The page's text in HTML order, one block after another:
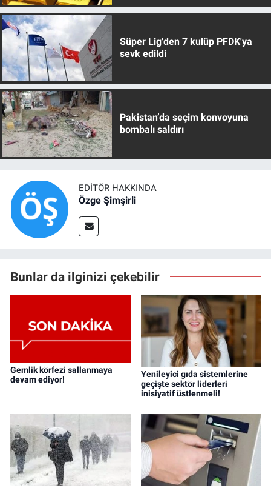
Süper Lig'den 7 kulüp PFDK'ya
sevk edildi
Pakistan’da seçim konvoyuna
bombalı saldırı
EDITÖR HAKKINDA
Özge Şimşirli
Bunlar da ilginizi çekebilir
Gemlik körfezi sallanmaya
devam ediyor!
Yenileyici gıda sistemlerine
geçişte sektör liderleri
inisiyatif üstlenmeli!